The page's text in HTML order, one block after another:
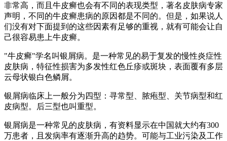
非常高，而且牛皮癣也会有不同的表现类型，著名皮肤病专家
声明，不同的牛皮癣患病的原因都是不同的。但是，如果说人
们没有对下面提到的这些因素有足够的重视，就有可能会让自
己很容易患上牛皮癣。
"牛皮癣"学名叫银屑病。是一种常见的易于复发的慢性炎症性
皮肤病，特征性损害为多发性红色丘疹或斑块，表面覆有多层
云母状银白色鳞屑。
银屑病临床上一般分为四型：寻常型、脓疱型、关节病型和红
皮病型。后三型也叫重型。
银屑病是一种常见的皮肤病，有资料显示在中国就大约有300
万患者，且发病率有逐渐升高的趋势。可能与工业污染及工作